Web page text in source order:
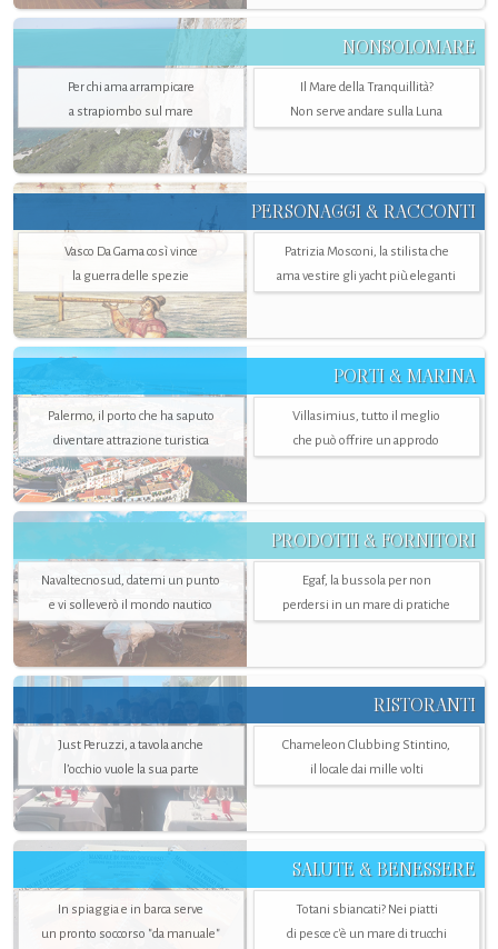
NONSOLOMARE
Per chi ama arrampicare
a strapiombo sul mare
Il Mare della Tranquillità?
Non serve andare sulla Luna
PERSONAGGI & RACCONTI
Vasco Da Gama così vince
la guerra delle spezie
Patrizia Mosconi, la stilista che
ama vestire gli yacht più eleganti
PORTI & MARINA
Palermo, il porto che ha saputo
diventare attrazione turistica
Villasimius, tutto il meglio
che può offrire un approdo
PRODOTTI & FORNITORI
Navaltecnosud, datemi un punto
e vi solleverò il mondo nautico
Egaf, la bussola per non
perdersi in un mare di pratiche
RISTORANTI
Just Peruzzi, a tavola anche
l’occhio vuole la sua parte
Chameleon Clubbing Stintino,
il locale dai mille volti
SALUTE & BENESSERE
In spiaggia e in barca serve
un pronto soccorso "da manuale"
Totani sbiancati? Nei piatti
di pesce c'è un mare di trucchi